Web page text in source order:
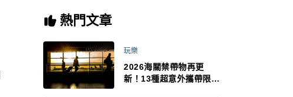
熱門文章
玩樂
2026海關禁帶物再更
新！13種超意外攜帶限